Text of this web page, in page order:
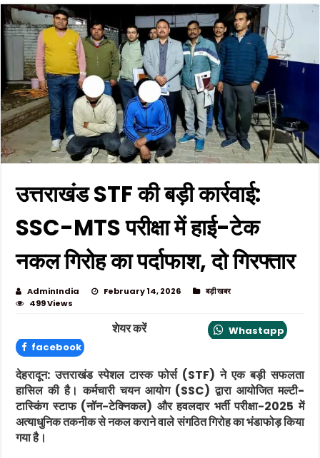
उत्तराखंड STF की बड़ी कार्रवाई:
SSC-MTS परीक्षा में हाई-टेक
नकल गिरोह का पर्दाफाश, दो गिरफ्तार
AdminIndia February 14, 2026
बड़ी खबर
499 Views
शेयर करें
Whastapp
facebook
देहरादून: उत्तराखंड स्पेशल टास्क फोर्स (STF) ने एक बड़ी सफलता
हासिल की है। कर्मचारी चयन आयोग (SSC) द्वारा आयोजित मल्टी-
टास्किंग स्टाफ (नॉन-टेक्निकल) और हवलदार भर्ती परीक्षा-2025 में
अत्याधुनिक तकनीक से नकल कराने वाले संगठित गिरोह का भंडाफोड़ किया
गया है।